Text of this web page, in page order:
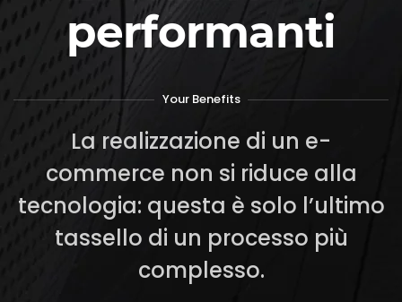
performanti
Your Benefits
La realizzazione di un e-
commerce non si riduce alla
tecnologia: questa è solo l’ultimo
tassello di un processo più
complesso.